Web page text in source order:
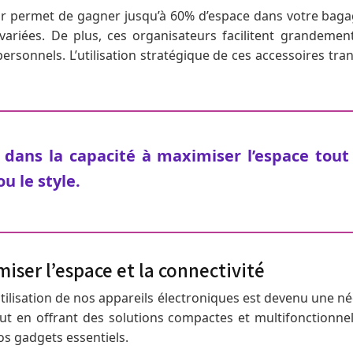
permet de gagner jusqu’à 60% d’espace dans votre
De plus, ces organisateurs facilitent
L’utilisation stratégique de ces accessoires
la capacité à maximiser l’espace
le style.
l’espace et la connectivité
de nos appareils électroniques est devenu une
en offrant des solutions compactes et
gadgets essentiels.